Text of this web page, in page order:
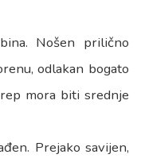
Nošen prilično
odlakan bogato
mora biti srednje
Prejako savijen,